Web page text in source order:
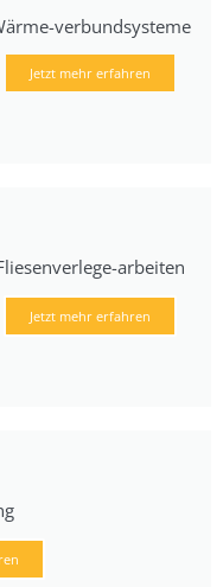
verbundsysteme
Jetzt mehr erfahren
arbeiten
Jetzt mehr erfahren